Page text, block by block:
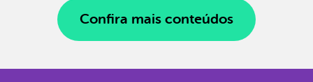
Confira mais conteúdos